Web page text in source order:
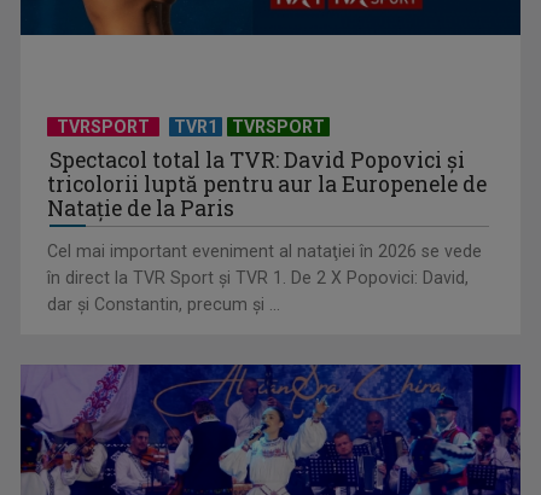
Horoscopul zilei de 7 august
TVRSPORT TVR1 TVRSPORT
Spectacol total la TVR: David Popovici și
tricolorii luptă pentru aur la Europenele de
Natație de la Paris
Cel mai important eveniment al nataţiei în 2026 se vede
în direct la TVR Sport şi TVR 1. De 2 X Popovici: David,
dar şi Constantin, precum şi ...